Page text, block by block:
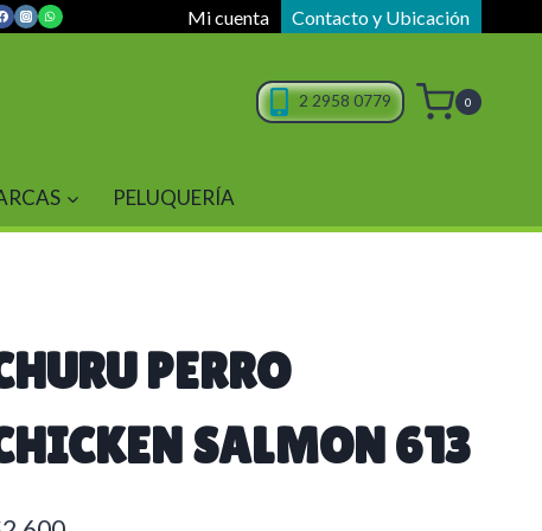
Mi cuenta Contacto y Ubicación
2 2958 0779 0
PELUQUERÍA
PERRO
SALMON 613